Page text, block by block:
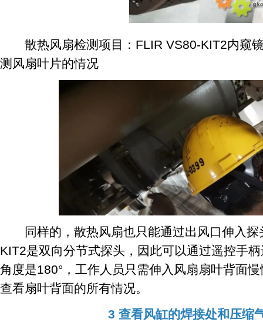
散热风扇检测项目：FLIR VS80-KIT2内窥镜
测风扇叶片的情况
同样的，散热风扇也只能通过出风口伸入探
KIT2是双向分节式探头，因此可以通过遥控手
角度是180°，工作人员只需伸入风扇扇叶背面
查看扇叶背面的所有情况。
3 查看风缸的焊接处和压缩